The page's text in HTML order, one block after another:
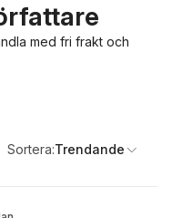
med fri frakt och
Sortera:Trendande